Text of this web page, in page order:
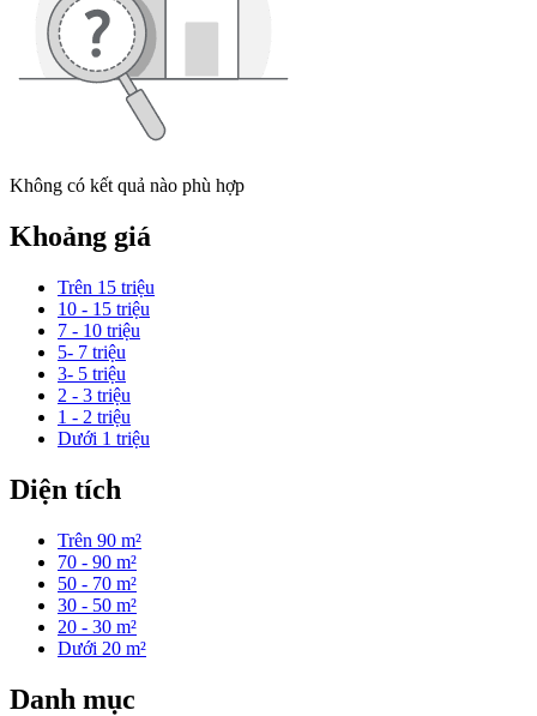
Không có kết quả nào phù hợp
Khoảng giá
Trên 15 triệu
10 - 15 triệu
7 - 10 triệu
5- 7 triệu
3- 5 triệu
2 - 3 triệu
1 - 2 triệu
Dưới 1 triệu
Diện tích
Trên 90 m²
70 - 90 m²
50 - 70 m²
30 - 50 m²
20 - 30 m²
Dưới 20 m²
Danh mục